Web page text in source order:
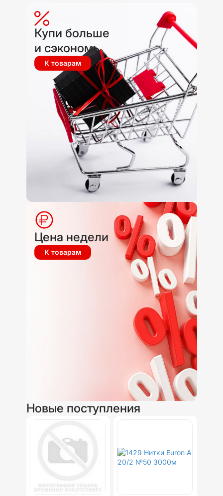
Купи больше
и сэкономь
К товарам
Цена недели
К товарам
Новые поступления